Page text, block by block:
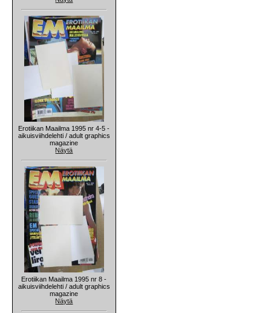
Erotiikan Maailma 1995 nr 4-5 -
aikuisviihdelehti / adult graphics
magazine
Näytä
Erotiikan Maailma 1995 nr 8 -
aikuisviihdelehti / adult graphics
magazine
Näytä